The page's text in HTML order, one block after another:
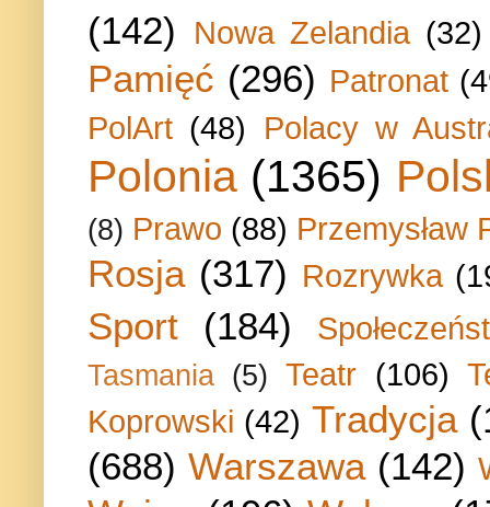
(142) Nowa Zelandia (32)
Pamięć (296) Patronat
PolArt (48) Polacy w
Polonia (1365)
(8) Prawo (88) Przemysław
Rosja (317) Rozrywka
Sport (184)
Tasmania (5) Teatr (106)
Koprowski (42) Tradycja
(688) Warszawa (142)